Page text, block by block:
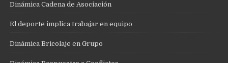
Dinámica Cadena de Asociación
El deporte implica trabajar en equipo
Dinámica Bricolaje en Grupo